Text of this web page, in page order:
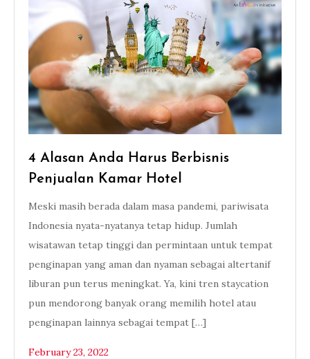
4 Alasan Anda Harus Berbisnis
Penjualan Kamar Hotel
Meski masih berada dalam masa pandemi, pariwisata
Indonesia nyata-nyatanya tetap hidup. Jumlah
wisatawan tetap tinggi dan permintaan untuk tempat
penginapan yang aman dan nyaman sebagai altertanif
liburan pun terus meningkat. Ya, kini tren staycation
pun mendorong banyak orang memilih hotel atau
penginapan lainnya sebagai tempat […]
February 23, 2022